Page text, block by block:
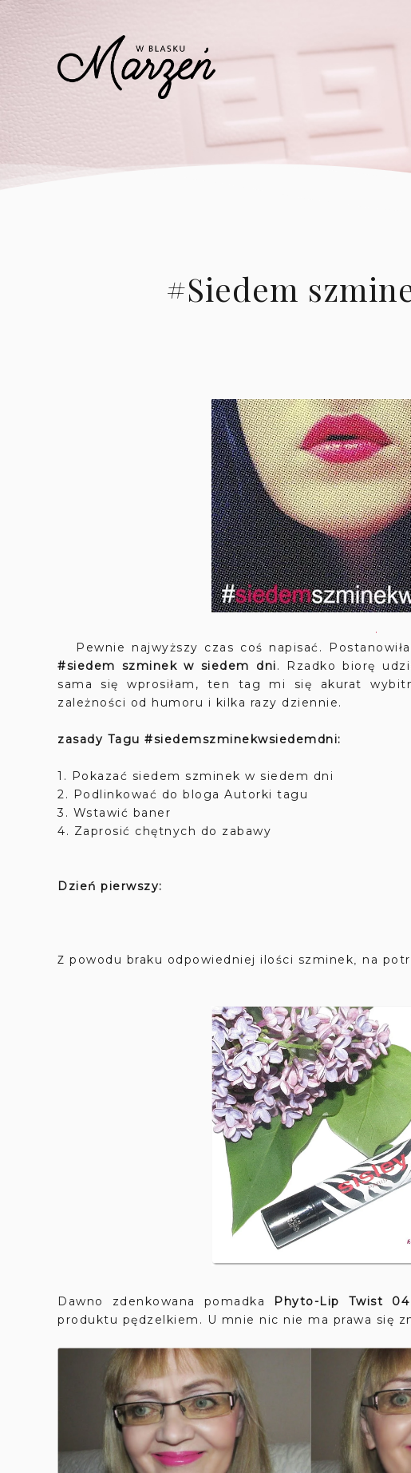
#Siedem
.
Pewnie najwyższy czas coś napisać.
#siedem szminek w siedem dni. Rzadko biorę
sama się wprosiłam, ten tag mi się akurat
zależności od humoru i kilka razy dziennie.
zasady Tagu #siedemszminekwsiedemdni:
1. Pokazać siedem szminek w siedem dni
2. Podlinkować do bloga Autorki tagu
3. Wstawić baner
4. Zaprosić chętnych do zabawy
Dzień pierwszy:
Z powodu braku odpowiedniej ilości szminek, na
Dawno zdenkowana pomadka Phyto-Lip Twist
produktu pędzelkiem. U mnie nic nie ma prawa się